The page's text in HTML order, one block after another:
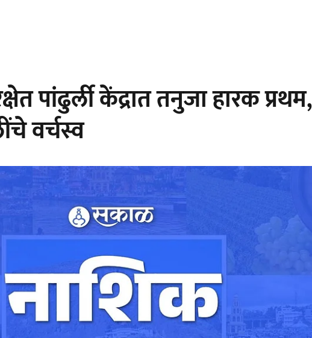
पांढुर्ली केंद्रात तनुजा हारक प्रथम,
वर्चस्व